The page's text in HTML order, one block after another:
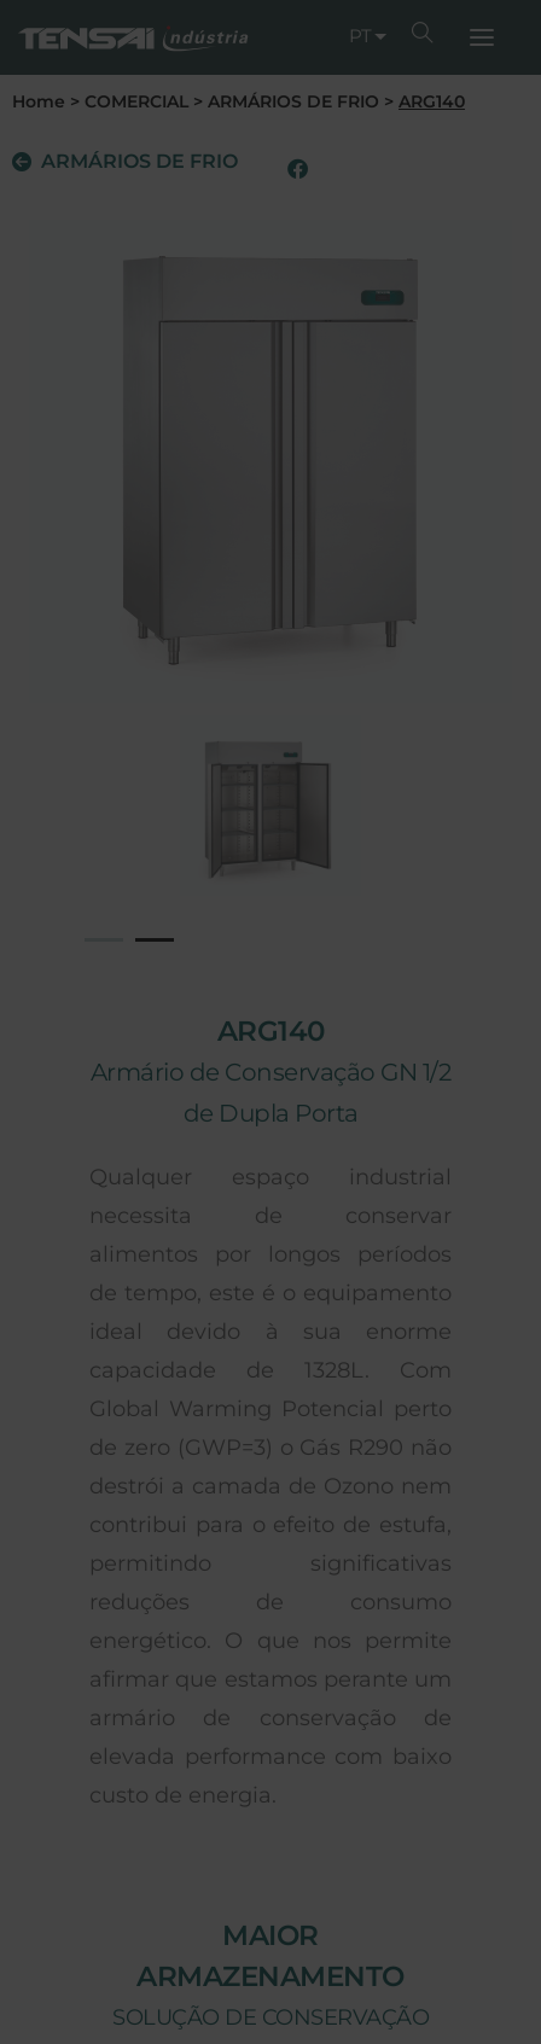
PT
Home > COMERCIAL > ARMÁRIOS DE FRIO > ARG140
ARMÁRIOS DE FRIO
ARG140
Armário de Conservação GN 1/2
de Dupla Porta
Qualquer espaço industrial
necessita de conservar
alimentos por longos períodos
de tempo, este é o equipamento
ideal devido à sua enorme
capacidade de 1328L. Com
Global Warming Potencial perto
de zero (GWP=3) o Gás R290 não
destrói a camada de Ozono nem
contribui para o efeito de estufa,
permitindo significativas
reduções de consumo
energético. O que nos permite
afirmar que estamos perante um
armário de conservação de
elevada performance com baixo
custo de energia.
MAIOR
ARMAZENAMENTO
SOLUÇÃO DE CONSERVAÇÃO